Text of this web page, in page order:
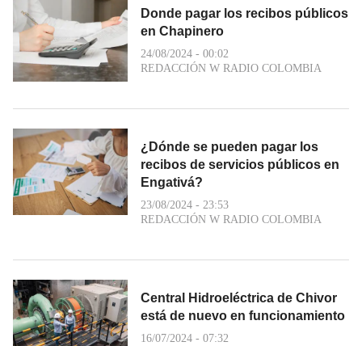
Donde pagar los recibos públicos
en Chapinero
24/08/2024 - 00:02
REDACCIÓN W RADIO COLOMBIA
¿Dónde se pueden pagar los
recibos de servicios públicos en
Engativá?
23/08/2024 - 23:53
REDACCIÓN W RADIO COLOMBIA
Central Hidroeléctrica de Chivor
está de nuevo en funcionamiento
16/07/2024 - 07:32